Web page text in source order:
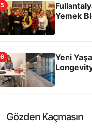
Gastronomide
5
Yemek
6
Yeni
Gözden Kaçmasın